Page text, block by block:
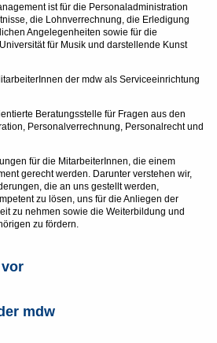
ist für die Personaladministration
die Lohnverrechnung, die Erledigung
Angelegenheiten sowie für die
für Musik und darstellende Kunst
der mdw als Serviceeinrichtung
Beratungsstelle für Fragen aus den
Personalverrechnung, Personalrecht und
für die MitarbeiterInnen, die einem
gerecht werden. Darunter verstehen wir,
die an uns gestellt werden,
zu lösen, uns für die Anliegen der
zu nehmen sowie die Weiterbildung und
zu fördern.
mdw